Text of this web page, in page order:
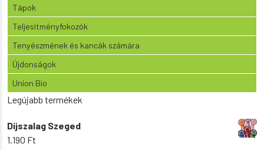
Tápok
Teljesítményfokozók
Tenyészmének és kancák számára
Újdonságok
Union Bio
Legújabb termékek
Díjszalag Szeged
1.190 Ft